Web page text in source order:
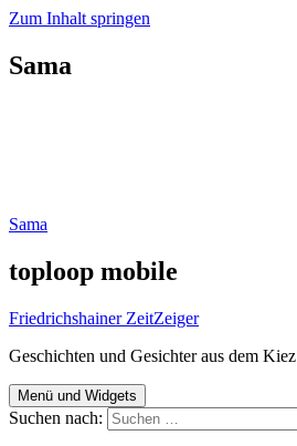
Zum Inhalt springen
Sama
Sama
toploop mobile
Friedrichshainer ZeitZeiger
Geschichten und Gesichter aus dem Kiez
Menü und Widgets
Suchen nach: